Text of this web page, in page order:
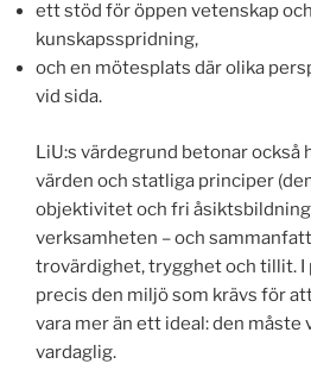
ett stöd för öppen vetenskap
kunskapsspridning,
och en mötesplats där olika
vid sida.
LiU:s värdegrund betonar också
värden och statliga principer
objektivitet och fri
verksamheten – och
trovärdighet, trygghet och tillit. I
precis den miljö som krävs för
vara mer än ett ideal: den måste
vardaglig.